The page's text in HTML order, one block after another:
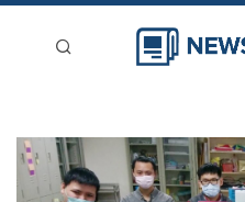
新聞稿分類
登入